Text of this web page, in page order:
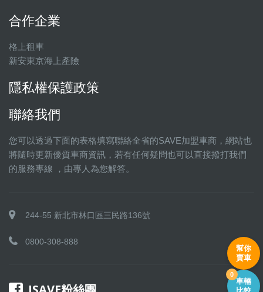
合作企業
格上租車
新安東京海上產險
隱私權保護政策
聯絡我們
您可以透過下面的表格填寫聯絡全省的SAVE加盟車商，網站也
將隨時更新優質車商資訊，若有任何疑問也可以直接撥打我們
的服務專線 ，由專人為您解答。
244-55 新北市林口區三民路136號
0800-308-888
幫你
賣車
車輛
0